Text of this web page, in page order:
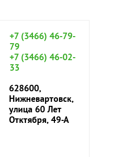
+7 (3466) 46-79-
79
+7 (3466) 46-02-
33
628600,
Нижневартовск,
улица 60 Лет
Отктября, 49-А